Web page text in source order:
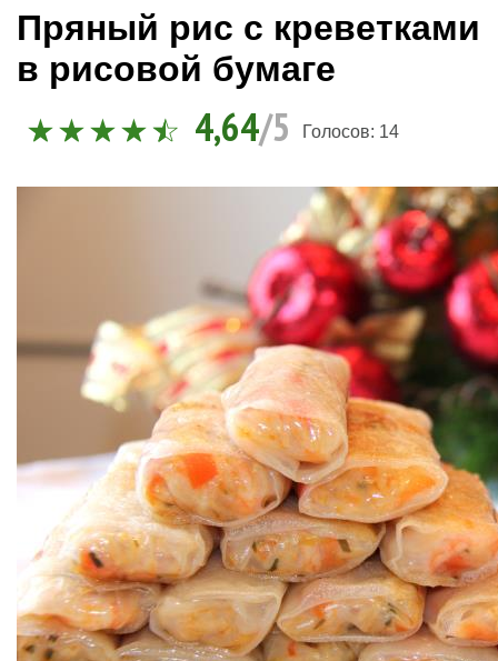
Пряный рис с креветками
в рисовой бумаге
4,64/5 Голосов: 14